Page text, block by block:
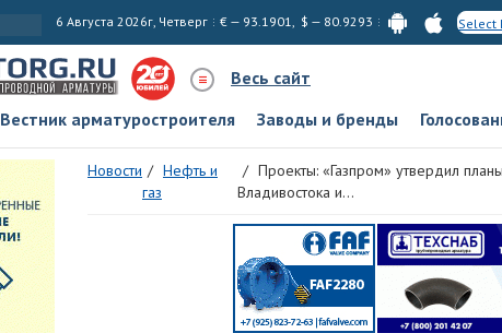
6 Августа 2026г, Четверг € — 93.1901, $ — 80.9293 Select
Весь сайт
Вестник арматуростроителя Заводы и бренды
Новости
Нефть и
газ
Проекты: «Газпром» утвердил
Владивостока и...